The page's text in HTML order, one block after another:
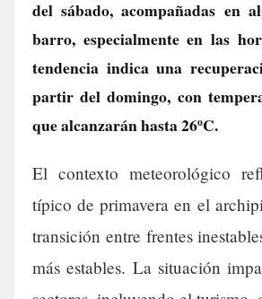
del sábado, acompañadas en
barro, especialmente en las
tendencia indica una
partir del domingo, con
que alcanzarán hasta 26ºC.
El contexto meteorológico
típico de primavera en el
transición entre frentes
más estables. La situación